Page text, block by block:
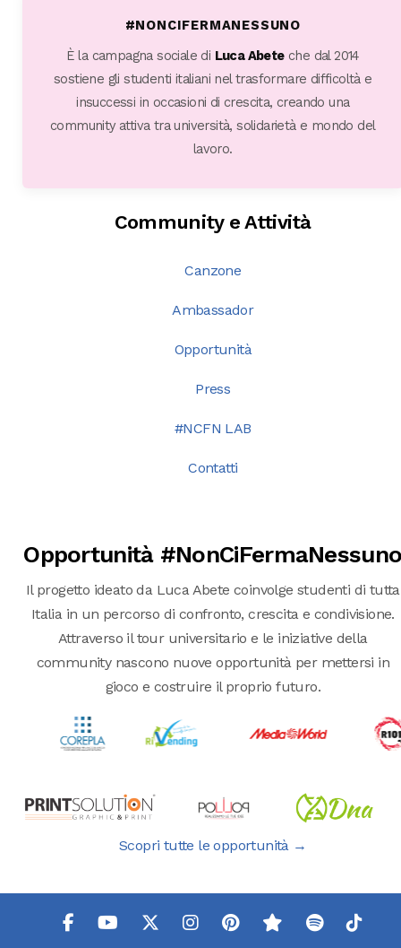
#NONCIFERMANESSUNO
È la campagna sociale di Luca Abeteche dal 2014
sostiene gli studenti italiani nel trasformare difficoltà e
insuccessi in occasioni di crescita, creando una
community attiva tra università, solidarietà e mondo del
lavoro.
Community e Attività
Canzone
Ambassador
Opportunità
Press
#NCFN LAB
Contatti
Opportunità
Il progetto ideato da Luca Abete coinvolge studenti di tutta
Italia in un percorso di confronto, crescita e condivisione.
Attraverso il tour universitario e le iniziative della
community nascono nuove opportunità per mettersi in
gioco e costruire il proprio futuro.
Scopri tutte le opportunità →